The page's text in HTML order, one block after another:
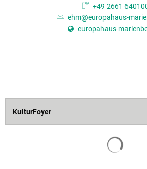
+49 2661
ehm@europahaus-
europahaus-
KulturFoyer